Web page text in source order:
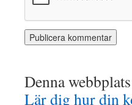
Denna
Lär dig hur din